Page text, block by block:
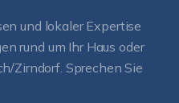
und lokaler Expertise
rund um Ihr Haus oder
Zirndorf. Sprechen Sie